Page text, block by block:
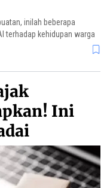
inilah beberapa
terhadap kehidupan warga
Ini